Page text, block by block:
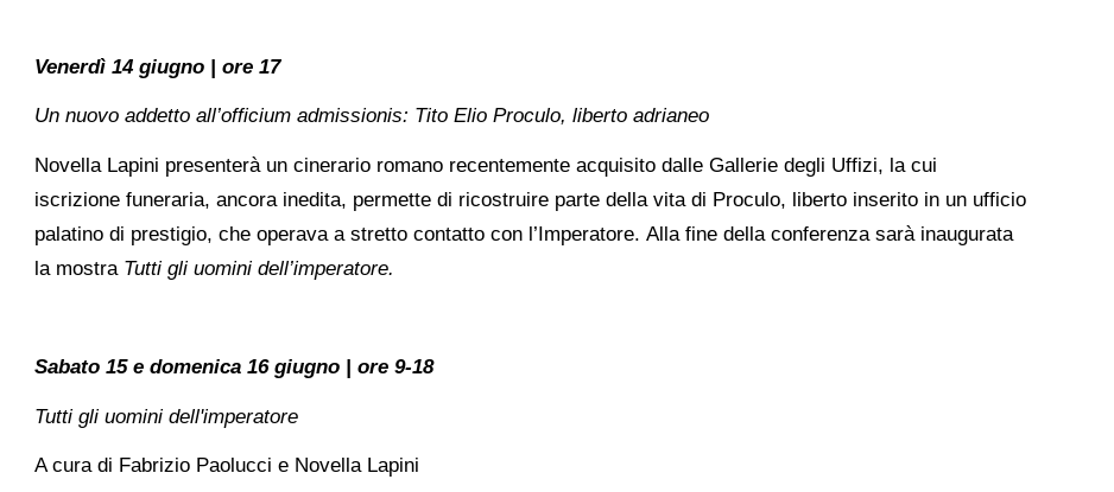
Venerdì 14 giugno | ore 17
Un nuovo addetto all’officium admissionis: Tito Elio Proculo, liberto adrianeo
Novella Lapini presenterà un cinerario romano recentemente acquisito dalle Gallerie degli Uffizi, la cui
iscrizione funeraria, ancora inedita, permette di ricostruire parte della vita di Proculo, liberto inserito in un ufficio
palatino di prestigio, che operava a stretto contatto con l’Imperatore. Alla fine della conferenza sarà inaugurata
la mostra Tutti gli uomini dell’imperatore.
Sabato 15 e domenica 16 giugno | ore 9-18
Tutti gli uomini dell'imperatore
A cura di Fabrizio Paolucci e Novella Lapini